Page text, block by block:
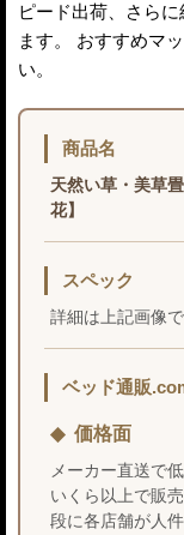
ピード出荷、さら
ます。 おすすめマ
い。
商品名
天然い草・美草
花】
スペック
詳細は上記画像
ベッド通販
価格面
メーカー直送で
いくら以上で販
段に各店舗が人